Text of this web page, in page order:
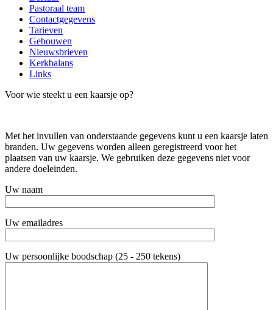
Pastoraal team
Contactgegevens
Tarieven
Gebouwen
Nieuwsbrieven
Kerkbalans
Links
Voor wie steekt u een kaarsje op?
Met het invullen van onderstaande gegevens kunt u een kaarsje laten
branden. Uw gegevens worden alleen geregistreerd voor het
plaatsen van uw kaarsje. We gebruiken deze gegevens niet voor
andere doeleinden.
Uw naam
Uw emailadres
Uw persoonlijke boodschap (25 - 250 tekens)